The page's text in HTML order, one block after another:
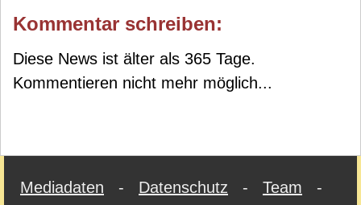
Kommentar schreiben:
Diese News ist älter als 365 Tage.
Kommentieren nicht mehr möglich...
Mediadaten - Datenschutz - Team -